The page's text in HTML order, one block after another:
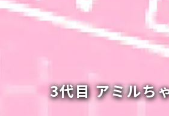
3代目 アミルち